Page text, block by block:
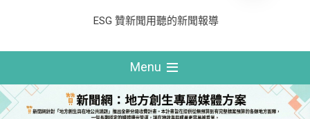
ESG 贊新聞用聽的新聞報導
Menu